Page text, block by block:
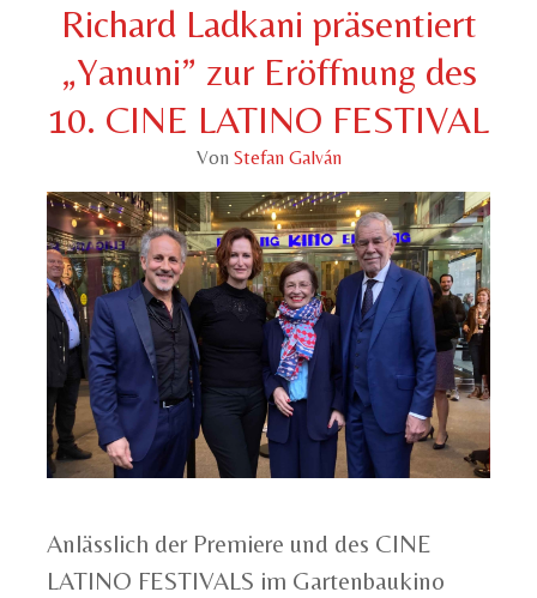
Richard Ladkani präsentiert
„Yanuni” zur Eröffnung des
10. CINE LATINO FESTIVAL
Von Stefan Galván
Anlässlich der Premiere und des CINE
LATINO FESTIVALS im Gartenbaukino